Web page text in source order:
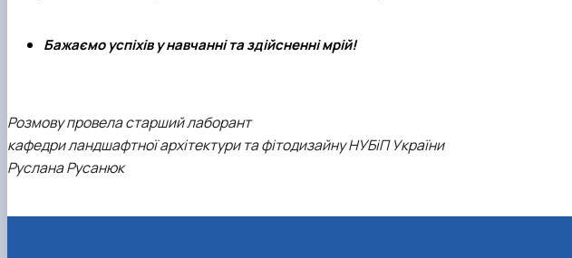
Бажаємо успіхів у навчанні та здійсненні мрій!
Розмову провела старший лаборант
кафедри ландшафтної архітектури та фітодизайну НУБіП України
Руслана Русанюк